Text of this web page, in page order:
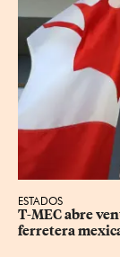
ESTADOS
T-MEC abre
ferretera